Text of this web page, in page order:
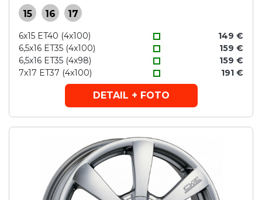
15 16 17
6x15 ET40 (4x100)
149 €
6,5x16 ET35 (4x100)
159 €
6,5x16 ET35 (4x98)
159 €
7x17 ET37 (4x100)
191 €
DETAIL + FOTO